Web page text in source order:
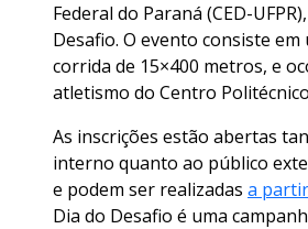
Federal do Paraná (CED-
Desafio. O evento consiste
corrida de 15×400 metros, e
atletismo do Centro
As inscrições estão abertas
interno quanto ao público
e podem ser realizadas a
Dia do Desafio é uma